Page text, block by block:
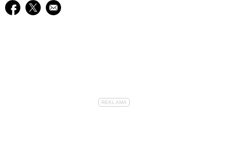
Udostępnij na facebook
Udostępnij na twitter
E-mail do przyjaciela